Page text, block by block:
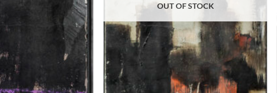
OUT OF STOCK